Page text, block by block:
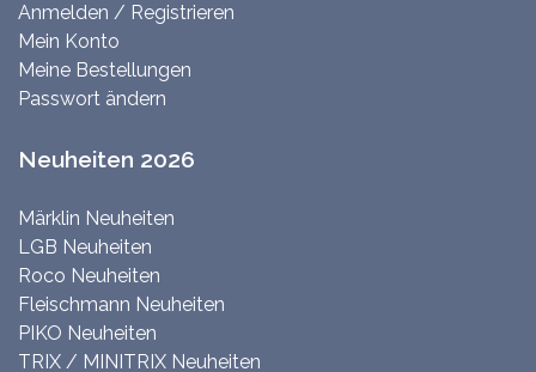
Anmelden / Registrieren
Mein Konto
Meine Bestellungen
Passwort ändern
Neuheiten 2026
Märklin Neuheiten
LGB Neuheiten
Roco Neuheiten
Fleischmann Neuheiten
PIKO Neuheiten
TRIX / MINITRIX Neuheiten